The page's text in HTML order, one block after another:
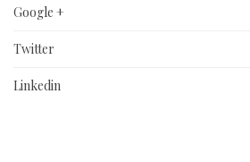
Google +
Twitter
Linkedin